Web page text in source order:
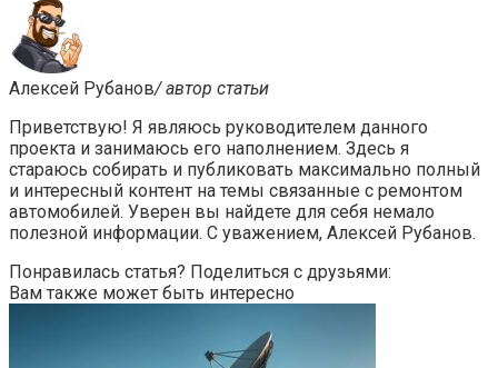
Алексей Рубанов/ автор статьи
Приветствую! Я являюсь руководителем данного
проекта и занимаюсь его наполнением. Здесь я
стараюсь собирать и публиковать максимально полный
и интересный контент на темы связанные с ремонтом
автомобилей. Уверен вы найдете для себя немало
полезной информации. С уважением, Алексей Рубанов.
Понравилась статья? Поделиться с друзьями:
Вам также может быть интересно